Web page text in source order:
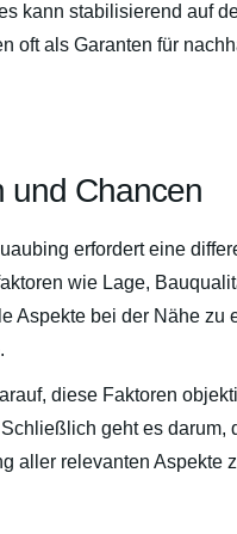
kann stabilisierend auf
oft als Garanten für
und Chancen
erfordert eine
wie Lage,
Aspekte bei der Nähe zu
diese Faktoren
geht es darum,
aller relevanten Aspekte